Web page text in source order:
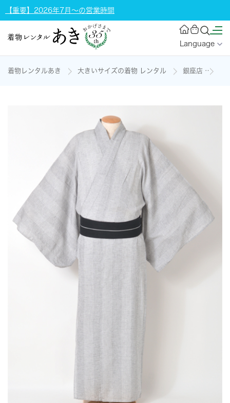
【重要】2026年7月～の営業時間
Language
着物レンタルあき 大きいサイズの着物 レンタル 銀座店